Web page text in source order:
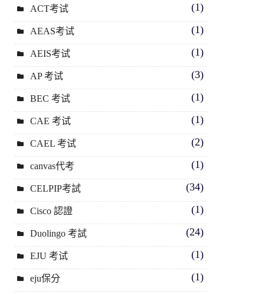
ACT考试 (1)
AEAS考试 (1)
AEIS考试 (1)
AP 考试 (3)
BEC 考试 (1)
CAE 考试 (1)
CAEL 考试 (2)
canvas代考 (1)
CELPIP考試 (34)
Cisco 認證 (1)
Duolingo 考試 (24)
EJU 考试 (1)
eju保分
(1)